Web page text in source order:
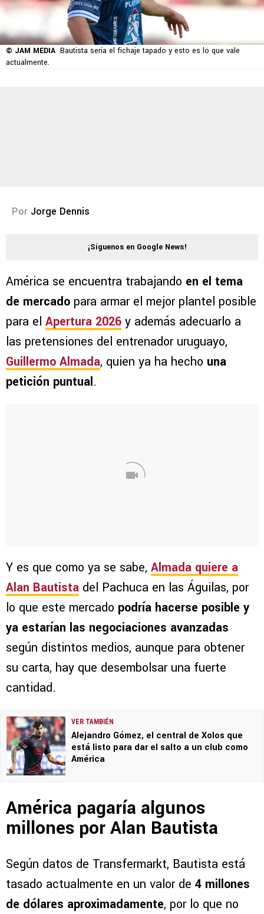
© JAM MEDIA Bautista sería el fichaje tapado y esto es lo que vale
actualmente.
Por Jorge Dennis
¡Síguenos en Google News!
América se encuentra trabajando en el tema
de mercado para armar el mejor plantel posible
para el Apertura 2026 y además adecuarlo a
las pretensiones del entrenador uruguayo,
Guillermo Almada, quien ya ha hecho una
petición puntual.
Y es que como ya se sabe, Almada quiere a
Alan Bautista del Pachuca en las Águilas, por
lo que este mercado podría hacerse posible y
ya estarían las negociaciones avanzadas
según distintos medios, aunque para obtener
su carta, hay que desembolsar una fuerte
cantidad.
VER TAMBIÉN
Alejandro Gómez, el central de Xolos que
está listo para dar el salto a un club como
América
América pagaría algunos
millones por Alan Bautista
Según datos de Transfermarkt, Bautista está
tasado actualmente en un valor de 4 millones
de dólares aproximadamente, por lo que no